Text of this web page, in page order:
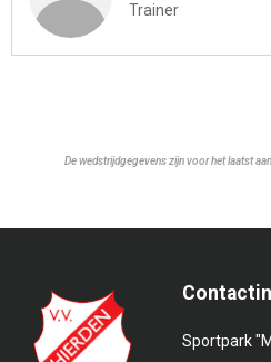
Trainer
De wedstrijdgegevens zijn voor het laatst
Sportpark